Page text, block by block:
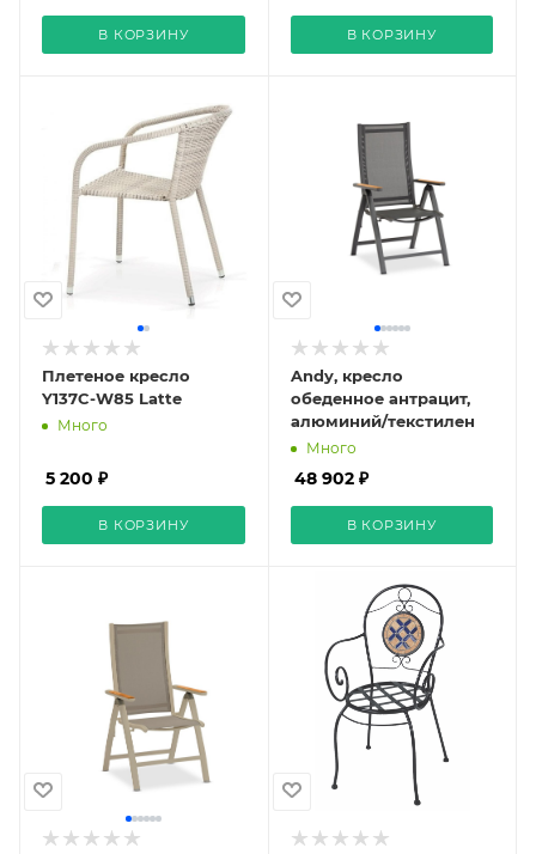
В КОРЗИНУ В КОРЗИНУ
Плетеное кресло
Y137C-W85 Latte
Много
5 200 ₽
В КОРЗИНУ
Andy, кресло
обеденное антрацит,
алюминий/текстилен
Много
48 902 ₽
В КОРЗИНУ